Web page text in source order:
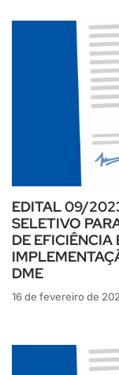
EDITAL 09/
SELETIVO
DE EFICIÊNCIA
DME
16 de fevereiro de